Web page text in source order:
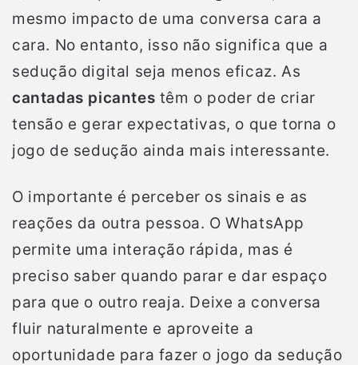
mesmo impacto de uma conversa cara a
cara. No entanto, isso não significa que a
sedução digital seja menos eficaz. As
cantadas picantes têm o poder de criar
tensão e gerar expectativas, o que torna o
jogo de sedução ainda mais interessante.
O importante é perceber os sinais e as
reações da outra pessoa. O WhatsApp
permite uma interação rápida, mas é
preciso saber quando parar e dar espaço
para que o outro reaja. Deixe a conversa
fluir naturalmente e aproveite a
oportunidade para fazer o jogo da sedução